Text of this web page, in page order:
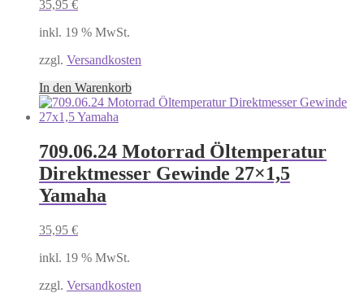
35,95 €
inkl. 19 % MwSt.
zzgl. Versandkosten
In den Warenkorb
709.06.24 Motorrad Öltemperatur
Direktmesser Gewinde 27×1,5
Yamaha
35,95 €
inkl. 19 % MwSt.
zzgl. Versandkosten